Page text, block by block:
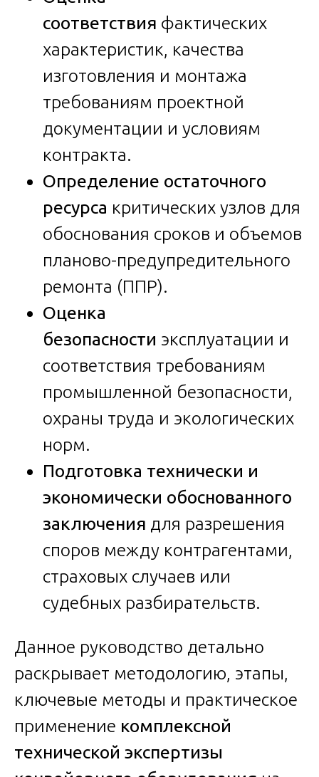
соответствия фактических
характеристик, качества
изготовления и монтажа
требованиям проектной
документации и условиям
контракта.
Определение остаточного
ресурса критических узлов для
обоснования сроков и объемов
планово-предупредительного
ремонта (ППР).
Оценка
безопасности эксплуатации и
соответствия требованиям
промышленной безопасности,
охраны труда и экологических
норм.
Подготовка технически и
экономически обоснованного
заключения для разрешения
споров между контрагентами,
страховых случаев или
судебных разбирательств.
Данное руководство детально
раскрывает методологию, этапы,
ключевые методы и практическое
применение комплексной
технической экспертизы